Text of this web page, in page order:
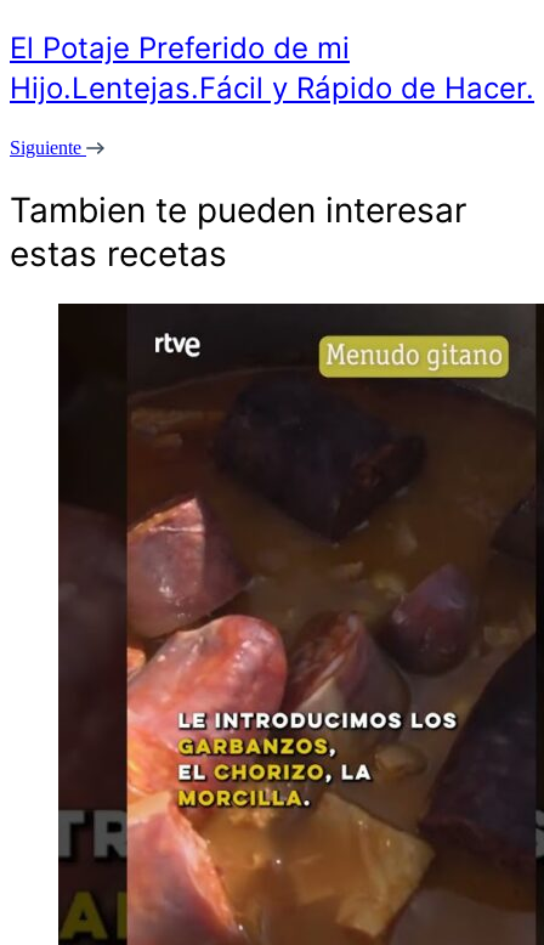
El Potaje Preferido de mi
Hijo.Lentejas.Fácil y Rápido de Hacer.
Siguiente
Tambien te pueden interesar
estas recetas